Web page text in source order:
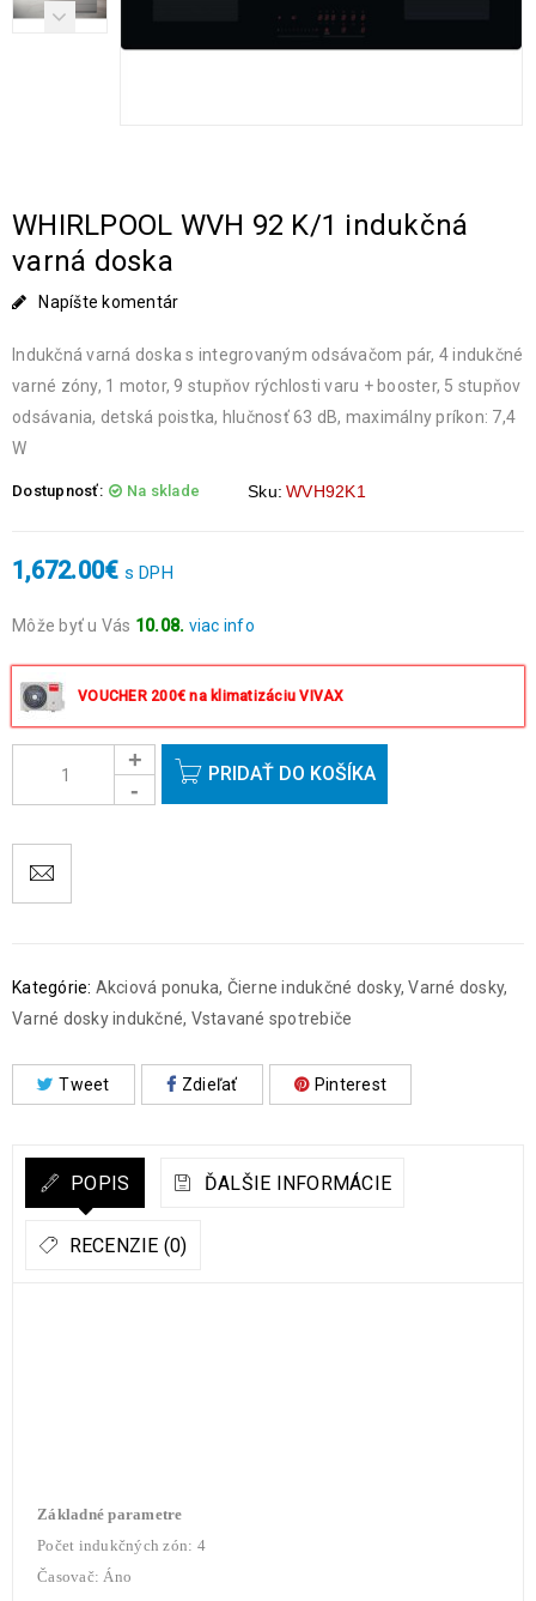
WHIRLPOOL WVH 92 K/1 indukčná
varná doska
Napíšte komentár
Indukčná varná doska s integrovaným odsávačom pár, 4 indukčné
varné zóny, 1 motor, 9 stupňov rýchlosti varu + booster, 5 stupňov
odsávania, detská poistka, hlučnosť 63 dB, maximálny príkon: 7,4
W
Dostupnosť: Na sklade Sku: WVH92K1
1,672.00€ s DPH
Môže byť u Vás 10.08. viac info
okrem víkendov a sviatkov.
VOUCHER 200€ na klimatizáciu VIVAX
PRIDAŤ DO KOŠÍKA
Kategórie: Akciová ponuka, Čierne indukčné dosky,Varné dosky,
Varné dosky indukčné, Vstavané spotrebiče
Tweet Zdieľať Pinterest
POPIS ĎALŠIE INFORMÁCIE
RECENZIE (0)
Základné parametre
Počet indukčných zón: 4
Časovač: Áno